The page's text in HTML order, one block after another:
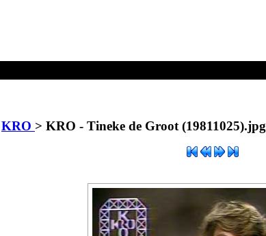
KRO > KRO - Tineke de Groot (19811025).jpg